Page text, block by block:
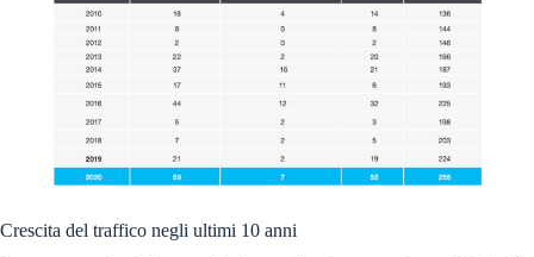
Crescita del traffico negli ultimi 10 anni